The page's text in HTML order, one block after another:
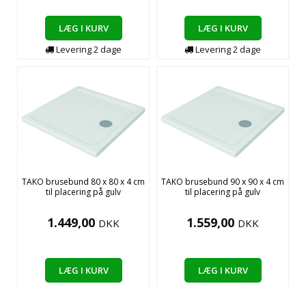
LÆG I KURV
Levering2dage
LÆG I KURV
Levering2dage
TAKO brusebund 80 x 80 x 4 cm
til placering på gulv
1.449,00 DKK
LÆG I KURV
TAKO brusebund 90 x 90 x 4 cm
til placering på gulv
1.559,00 DKK
LÆG I KURV